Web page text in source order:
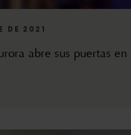
DE 2021
abre sus puertas